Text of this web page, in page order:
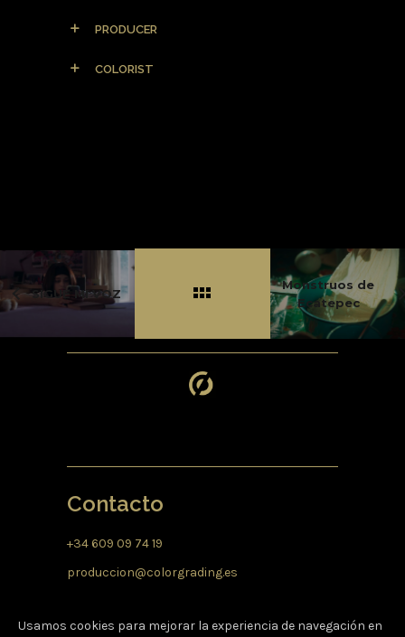
PRODUCER
COLORIST
SIGUE MI VOZ
Monstruos de
Ecatepec
Contacto
+34 609 09 74 19
produccion@colorgrading.es
Usamos cookies para mejorar la experiencia de navegación en